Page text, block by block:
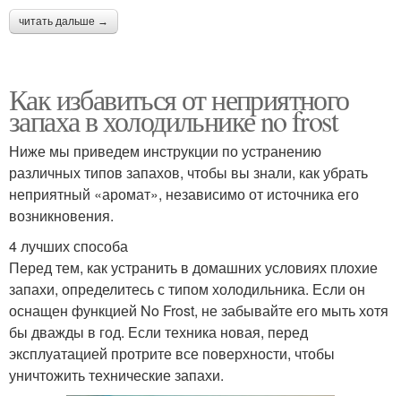
читать дальше →
Как избавиться от неприятного
запаха в холодильнике no frost
Ниже мы приведем инструкции по устранению
различных типов запахов, чтобы вы знали, как убрать
неприятный «аромат», независимо от источника его
возникновения.
4 лучших способа
Перед тем, как устранить в домашних условиях плохие
запахи, определитесь с типом холодильника. Если он
оснащен функцией No Frost, не забывайте его мыть хотя
бы дважды в год. Если техника новая, перед
эксплуатацией протрите все поверхности, чтобы
уничтожить технические запахи.